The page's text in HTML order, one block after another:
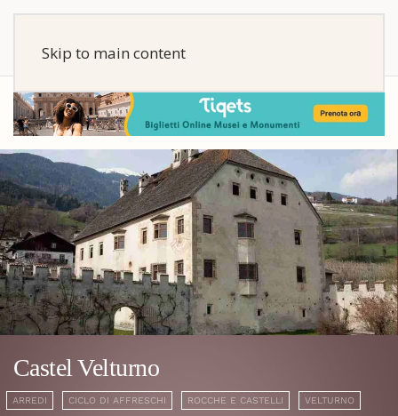
Skip to main content
Castel Velturno
ARREDI CICLO DI AFFRESCHI ROCCHE E CASTELLI VELTURNO